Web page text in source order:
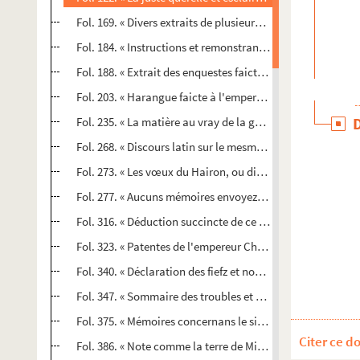
Fol. 169. « Divers extraits de plusieurs historiens
Fol. 184. « Instructions et remonstrances comment le
Fol. 188. « Extrait des enquestes faictes sous Maximilien I
Fol. 203. « Harangue faicte à l'empereur Charles-Quint
Fol. 235. « La matière au vray de la guerre d'entre les
Fol. 268. « Discours latin sur le mesme subjet, en faveur
Fol. 273. « Les vœux du Hairon, ou discours sur les
Fol. 277. « Aucuns mémoires envoyez par le nonce
Fol. 316. « Déduction succincte de ce qui s'est passé
Fol. 323. « Patentes de l'empereur Charles-Quint sur
Fol. 340. « Déclaration des fiefz et nobles tenemens
Fol. 347. « Sommaire des troubles et guerres advenues
Fol. 375. « Mémoires concernans le siège de Cambray,
Fol. 386. « Note comme la terre de Mirwart est féodale
Citer ce